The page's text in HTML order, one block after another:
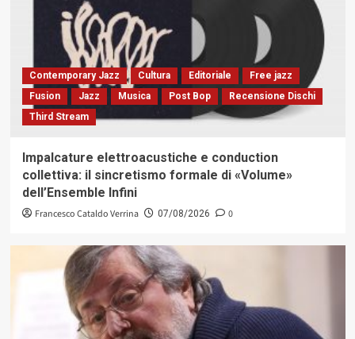
Contemporary Jazz Cultura Editoriale
Free jazz
Fusion
Jazz Musica Post Bop
Recensione Dischi
Third Stream
Impalcature elettroacustiche e conduction
collettiva: il sincretismo formale di «Volume»
dell’Ensemble Infini
Francesco Cataldo Verrina 07/08/2026 0